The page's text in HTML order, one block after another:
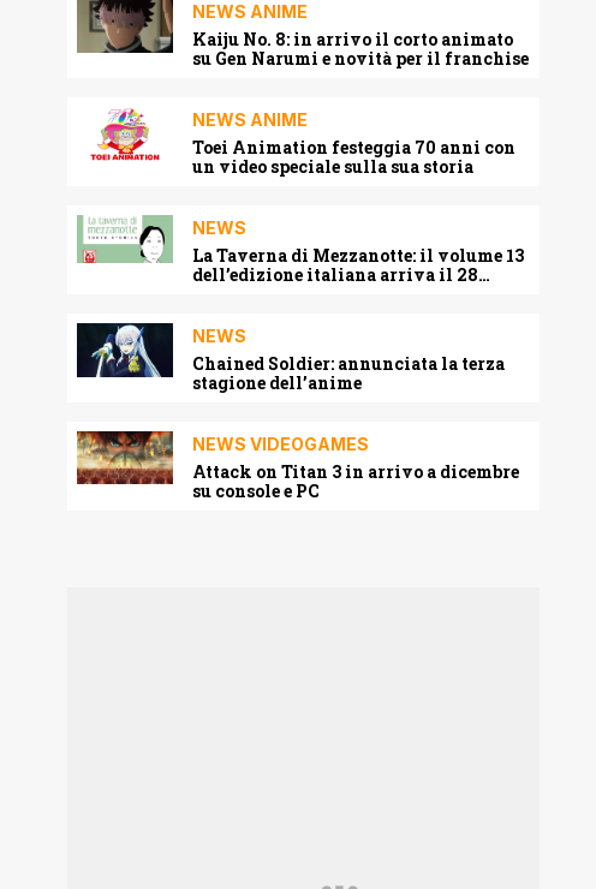
NEWS ANIME
Kaiju No. 8: in arrivo il corto animato
su Gen Narumi e novità per il franchise
NEWS ANIME
Toei Animation festeggia 70 anni con
un video speciale sulla sua storia
NEWS
La Taverna di Mezzanotte: il volume 13
dell’edizione italiana arriva il 28
NEWS
Chained Soldier: annunciata la terza
stagione dell’anime
NEWS VIDEOGAMES
Attack on Titan 3 in arrivo a dicembre
su console e PC